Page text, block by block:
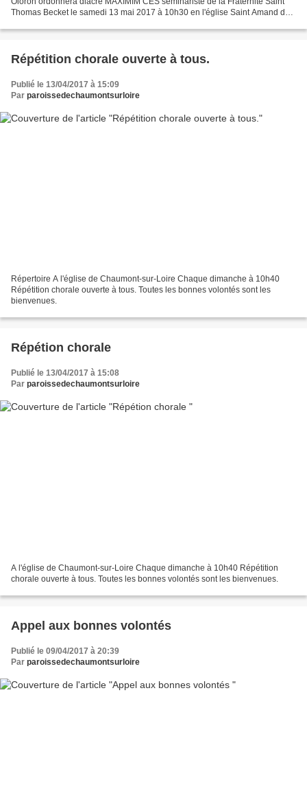
Thomas Becket le samedi 13 mai 2017 à 10h30 en l'église Saint Amand de
Répétition chorale ouverte à tous.
Publié le 13/04/2017 à 15:09
Par paroissedechaumontsurloire
Répertoire A l'église de Chaumont-sur-Loire Chaque dimanche à 10h40
Répétition chorale ouverte à tous. Toutes les bonnes volontés sont les
bienvenues.
Répétion chorale
Publié le 13/04/2017 à 15:08
Par paroissedechaumontsurloire
A l'église de Chaumont-sur-Loire Chaque dimanche à 10h40 Répétition
chorale ouverte à tous. Toutes les bonnes volontés sont les bienvenues.
Appel aux bonnes volontés
Publié le 09/04/2017 à 20:39
Par paroissedechaumontsurloire